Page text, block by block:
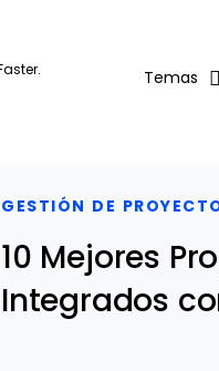
Temas
GESTIÓN DE
10 Mejores
Integrados